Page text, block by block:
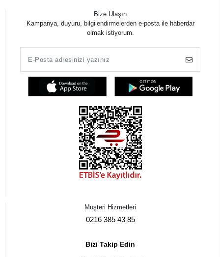
Bize Ulaşın
Kampanya, duyuru, bilgilendirmelerden e-posta ile haberdar
olmak istiyorum.
Müşteri Hizmetleri
0216 385 43 85
Bizi Takip Edin